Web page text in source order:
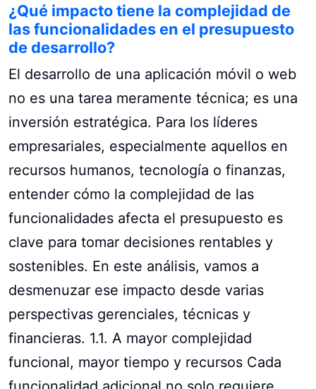
¿Qué impacto tiene la complejidad de
las funcionalidades en el presupuesto
de desarrollo?
El desarrollo de una aplicación móvil o web
no es una tarea meramente técnica; es una
inversión estratégica. Para los líderes
empresariales, especialmente aquellos en
recursos humanos, tecnología o finanzas,
entender cómo la complejidad de las
funcionalidades afecta el presupuesto es
clave para tomar decisiones rentables y
sostenibles. En este análisis, vamos a
desmenuzar ese impacto desde varias
perspectivas gerenciales, técnicas y
financieras. 1.1. A mayor complejidad
funcional, mayor tiempo y recursos Cada